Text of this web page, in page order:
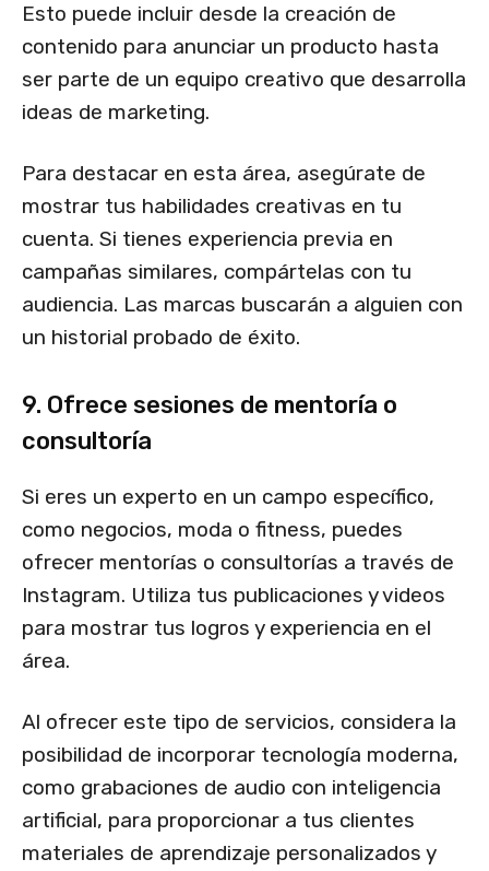
Esto puede incluir desde la creación de
contenido para anunciar un producto hasta
ser parte de un equipo creativo que desarrolla
ideas de marketing.
Para destacar en esta área, asegúrate de
mostrar tus habilidades creativas en tu
cuenta. Si tienes experiencia previa en
campañas similares, compártelas con tu
audiencia. Las marcas buscarán a alguien con
un historial probado de éxito.
9. Ofrece sesiones de mentoría o
consultoría
Si eres un experto en un campo específico,
como negocios, moda o fitness, puedes
ofrecer mentorías o consultorías a través de
Instagram. Utiliza tus publicaciones y videos
para mostrar tus logros y experiencia en el
área.
Al ofrecer este tipo de servicios, considera la
posibilidad de incorporar tecnología moderna,
como grabaciones de audio con inteligencia
artificial, para proporcionar a tus clientes
materiales de aprendizaje personalizados y